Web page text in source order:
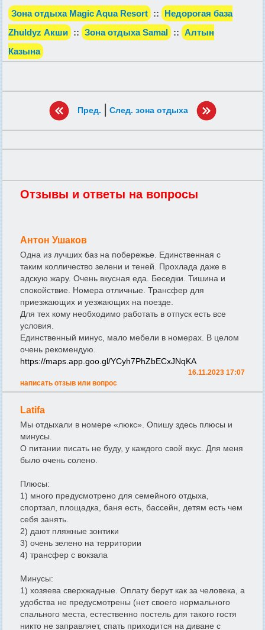
Зона отдыха Magic Aqua Resort ::
Недорогая база
Zhuldyz Акши :: Зона отдыха Samal :: Алтын
Казына
Пред. | След. зона отдыха
Отзывы и ответы на вопросы
Антон Ушаков
Одна из лучших баз на побережье. Единственная с
таким колличество зелени и теней. Прохлада даже в
адскую жару. Очень вкусная еда. Беседки. Тишина и
спокойствие. Номера отличные. Трансфер для
приезжающих и уезжающих на поезде.
Для тех кому необходимо работать в отпуск есть все
условия.
Единственный минус, мало мебели в номерах. В целом
очень рекомендую.
https://maps.app.goo.gl/YCyh7PhZbECxJNqKA
16.11.2023 17:07
написать отзыв или вопрос
Latifa
Мы отдыхали в номере «люкс». Опишу здесь плюсы и
минусы.
О питании писать не буду, у каждого свой вкус. Для меня
было очень солено.
Плюсы:
1) много предусмотрено для семейного отдыха,
спортзал, площадка, баня есть, бассейн, детям есть чем
себя занять.
2) дают пляжные зонтики
3) очень зелено на территории
4) трансфер с вокзала
Минусы:
1) хозяева сверхжадные. Оплату берут как за человека, а
удобства не предусмотрены (нет своего нормального
спального места, естественно постель для такого гостя
никто не заправляет, спать приходится на диване с